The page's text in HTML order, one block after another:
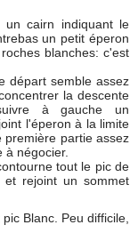
cairn indiquant le
un petit éperon
blanches: c'est
départ semble assez
la descente
à gauche un
l'éperon à la limite
première partie assez
à négocier.
tout le pic de
rejoint un sommet
Blanc. Peu difficile,